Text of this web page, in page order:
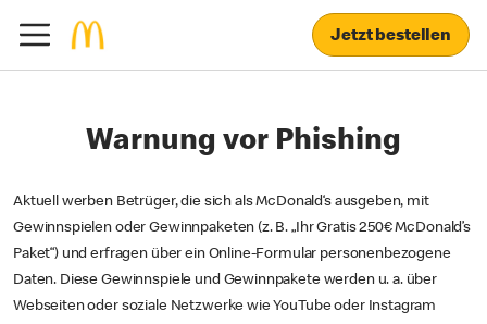
Jetzt bestellen
Warnung vor Phishing
Aktuell werben Betrüger, die sich als McDonald‘s ausgeben, mit
Gewinnspielen oder Gewinnpaketen (z. B. „Ihr Gratis 250€ McDonald’s
Paket“) und erfragen über ein Online-Formular personenbezogene
Daten. Diese Gewinnspiele und Gewinnpakete werden u. a. über
Webseiten oder soziale Netzwerke wie YouTube oder Instagram